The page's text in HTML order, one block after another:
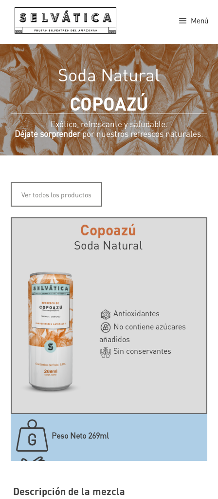
contenido
Menú
Soda Natural
COPOAZÚ
Exótico, refrescante y saludable.
Déjate sorprenderpor nuestros refrescos naturales.
Ver todos los productos
Copoazú
Soda Natural
Antioxidantes
No contiene azúcares
añadidos
Sin conservantes
Peso Neto 269ml
Descripción de la mezcla